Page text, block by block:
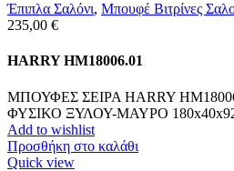
Έπιπλα Σαλόνι, Μπουφέ Βιτρίνες
235,00 €
HARRY HM18006.01
ΜΠΟΥΦΕΣ ΣΕΙΡΑ HARRY
ΦΥΣΙΚΟ ΞΥΛΟΥ-ΜΑΥΡΟ
Add to wishlist
Προσθήκη στο καλάθι
Quick view